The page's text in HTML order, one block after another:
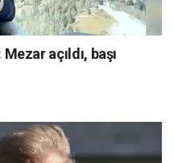
açıldı, başı